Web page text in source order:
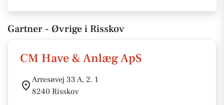
Gartner - Øvrige i Risskov
CM Have & Anlæg ApS
Arresøvej 33 A, 2. 1
8240 Risskov